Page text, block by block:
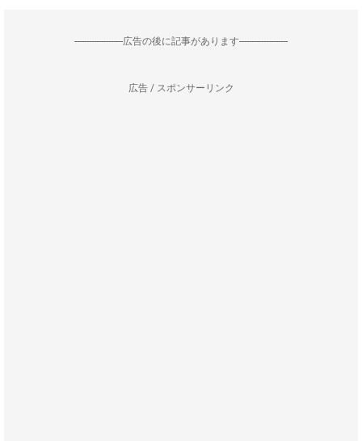
--------------------広告の後に記事があります--------------------
広告 / スポンサーリンク